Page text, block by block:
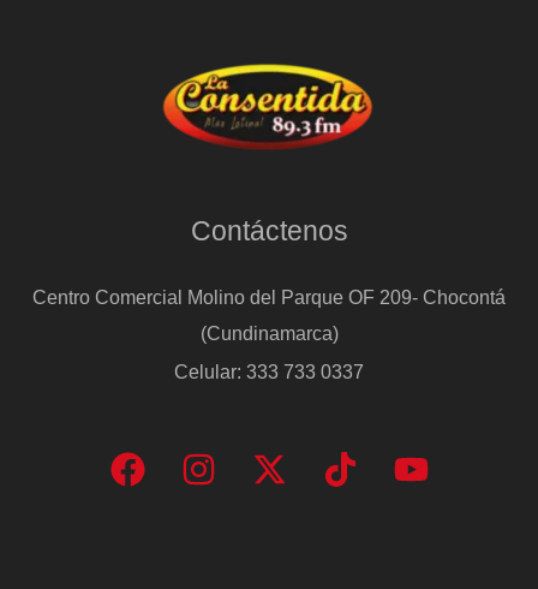
Contáctenos
Centro Comercial Molino del Parque OF 209- Chocontá
(Cundinamarca)
Celular: 333 733 0337